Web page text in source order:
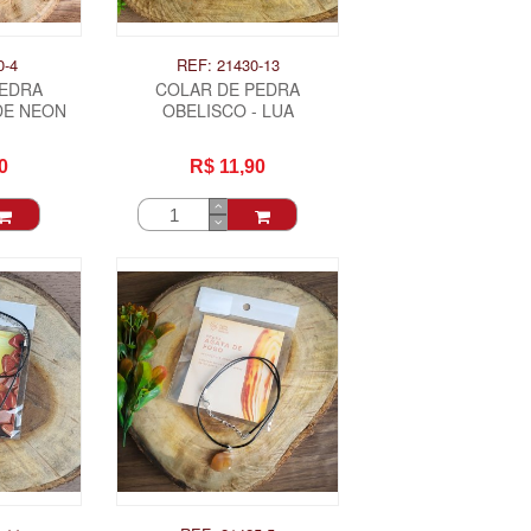
4
NEON
REF: 21430-13
COLAR DE PEDRA
OBELISCO - LUA
R$ 11,90